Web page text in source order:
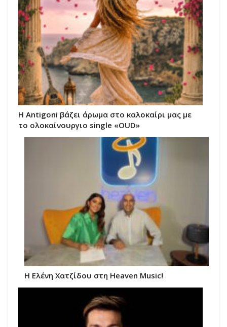
Η Antigoni βάζει άρωμα στο καλοκαίρι μας με
το ολοκαίνουργιο single «OUD»
Η Ελένη Χατζίδου στη Heaven Music!